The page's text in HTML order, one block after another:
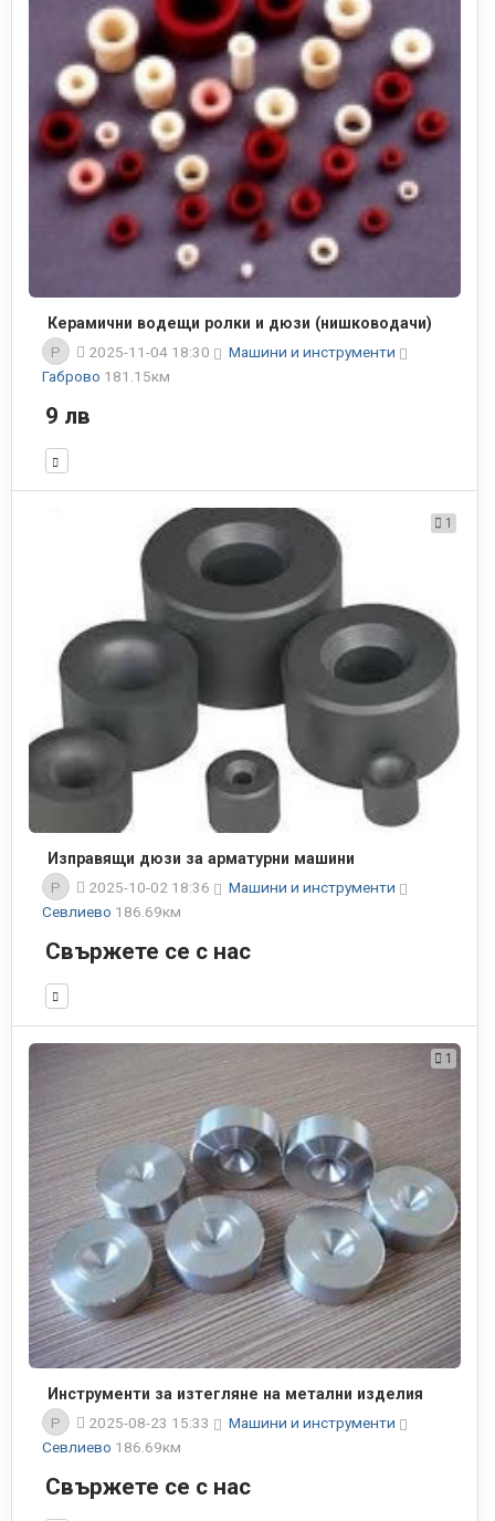
Керамични водещи ролки и дюзи (нишководачи)
P
2025-11-04 18:30
Машини и инструменти
Габрово 181.15км
9 лв
1
Изправящи дюзи за арматурни машини
P
2025-10-02 18:36
Машини и инструменти
Севлиево 186.69км
Свържете се с нас
1
Инструменти за изтегляне на метални изделия
P
2025-08-23 15:33
Машини и инструменти
Севлиево 186.69км
Свържете се с нас